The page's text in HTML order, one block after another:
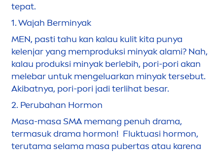
tepat.
1.Wajah Berminyak
MEN, pasti tahu kan kalau kulit kita punya
kelenjar yang memproduksi minyak alami? Nah,
kalau produksi minyak berlebih, pori-pori akan
melebar untuk mengeluarkan minyak tersebut.
Akibatnya, pori-pori jadi terlihat besar.
2. Perubahan Hormon
Masa-masa SMA memang penuh drama,
termasuk drama hormon! Fluktuasi hormon,
terutama selama masa pubertas atau karena